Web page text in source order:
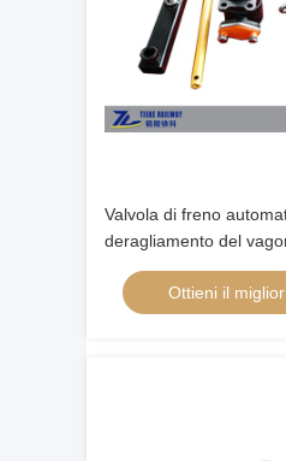
Valvola di freno
deragliamento del
54kg/M agenti
Ottieni il